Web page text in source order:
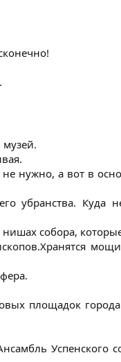
музей.
нужно, а вот в
убранства. Куда
собора,
площадок
Успенского